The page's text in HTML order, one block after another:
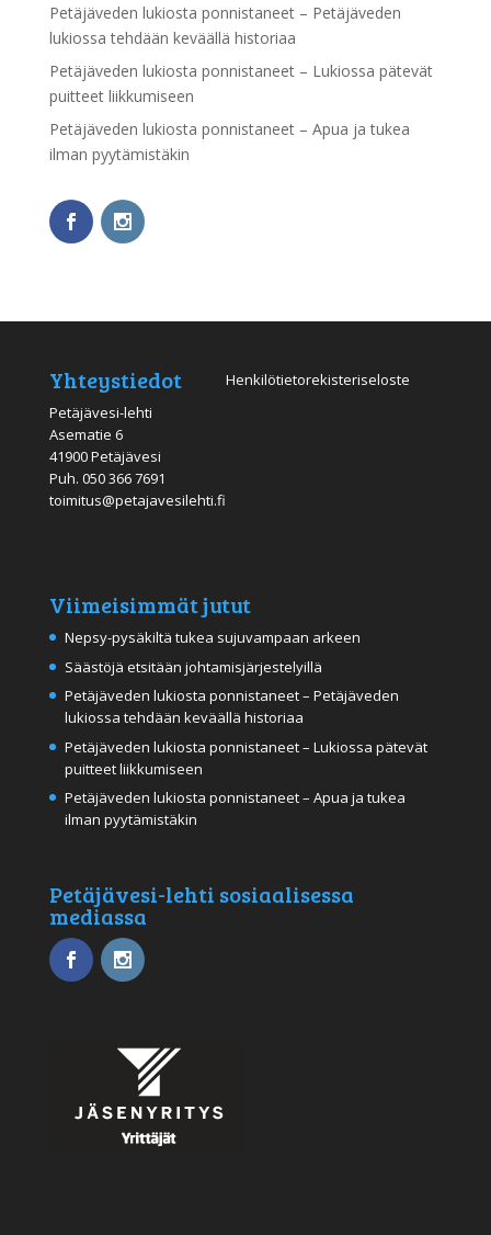
Petäjäveden lukiosta ponnistaneet – Petäjäveden
lukiossa tehdään keväällä historiaa
Petäjäveden lukiosta ponnistaneet – Lukiossa pätevät
puitteet liikkumiseen
Petäjäveden lukiosta ponnistaneet – Apua ja tukea
ilman pyytämistäkin
Yhteystiedot
Petäjävesi-lehti
Asematie 6
41900 Petäjävesi
Puh. 050 366 7691
toimitus@petajavesilehti.fi
Henkilötietorekisteriseloste
Viimeisimmät jutut
Nepsy-pysäkiltä tukea sujuvampaan arkeen
Säästöjä etsitään johtamisjärjestelyillä
Petäjäveden lukiosta ponnistaneet – Petäjäveden
lukiossa tehdään keväällä historiaa
Petäjäveden lukiosta ponnistaneet – Lukiossa pätevät
puitteet liikkumiseen
Petäjäveden lukiosta ponnistaneet – Apua ja tukea
ilman pyytämistäkin
Petäjävesi-lehti sosiaalisessa
mediassa